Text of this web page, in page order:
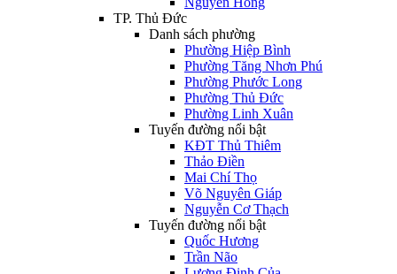
TP. Thủ Đức
Danh sách phường
Phường Hiệp Bình
Phường Tăng Nhơn Phú
Phường Phước Long
Phường Thủ Đức
Phường Linh Xuân
Tuyến đường nổi bật
KĐT Thủ Thiêm
Thảo Điền
Mai Chí Thọ
Võ Nguyên Giáp
Nguyễn Cơ Thạch
Tuyến đường nổi bật
Quốc Hương
Trần Não